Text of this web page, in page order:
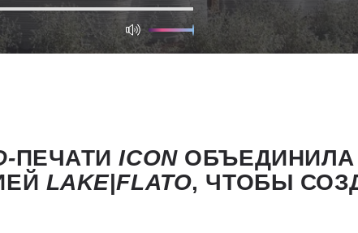
ПЕЧАТИICON ОБЪЕДИНИЛА
LAKE|FLATO, ЧТОБЫ